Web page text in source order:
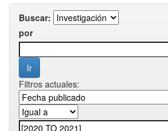
Buscar:
por
Filtros actuales: